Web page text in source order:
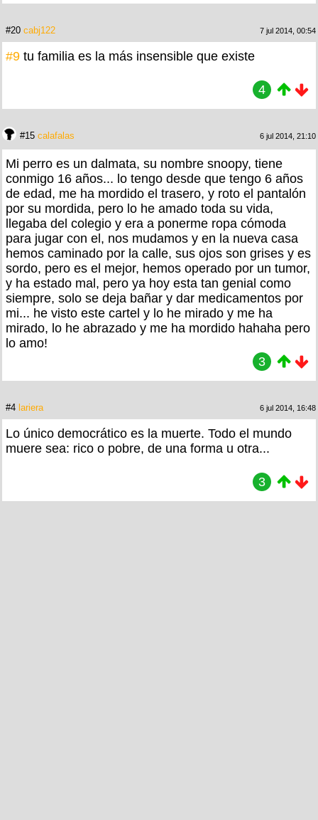
#20 cabj122 7 jul 2014, 00:54
#9 tu familia es la más insensible que existe
4
#15 calafalas 6 jul 2014, 21:10
Mi perro es un dalmata, su nombre snoopy, tiene
conmigo 16 años... lo tengo desde que tengo 6 años
de edad, me ha mordido el trasero, y roto el pantalón
por su mordida, pero lo he amado toda su vida,
llegaba del colegio y era a ponerme ropa cómoda
para jugar con el, nos mudamos y en la nueva casa
hemos caminado por la calle, sus ojos son grises y es
sordo, pero es el mejor, hemos operado por un tumor,
y ha estado mal, pero ya hoy esta tan genial como
siempre, solo se deja bañar y dar medicamentos por
mi... he visto este cartel y lo he mirado y me ha
mirado, lo he abrazado y me ha mordido hahaha pero
lo amo!
3
#4 lariera 6 jul 2014, 16:48
Lo único democrático es la muerte. Todo el mundo
muere sea: rico o pobre, de una forma u otra...
3